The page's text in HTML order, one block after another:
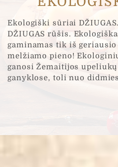
Ekologiški sūriai
DŽIUGAS rūšis.
gaminamas tik iš
melžiamo pieno!
ganosi Žemaitijos
ganyklose, toli nuo
Žinutė*